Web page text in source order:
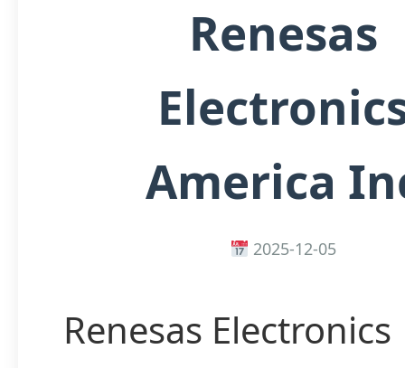
Renesas
America
2025-12-05
Renesas Electronics